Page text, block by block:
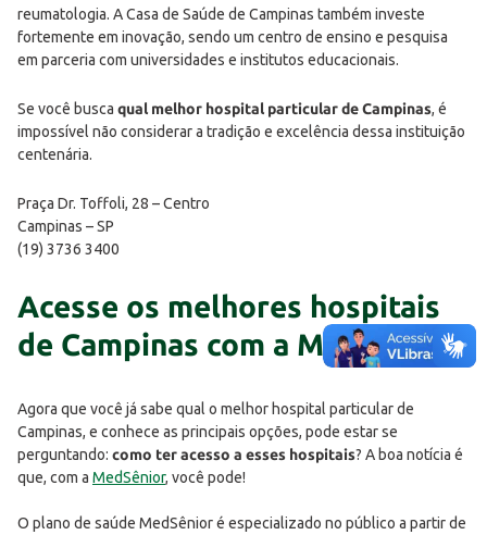
reumatologia. A Casa de Saúde de Campinas também investe
fortemente em inovação, sendo um centro de ensino e pesquisa
em parceria com universidades e institutos educacionais.
Se você busca qual melhor hospital particular de Campinas, é
impossível não considerar a tradição e excelência dessa instituição
centenária.
Praça Dr. Toffoli, 28 – Centro
Campinas – SP
(19) 3736 3400
Acesse os melhores hospitais
de Campinas com a MedSênior
Agora que você já sabe qual o melhor hospital particular de
Campinas, e conhece as principais opções, pode estar se
perguntando: como ter acesso a esses hospitais? A boa notícia é
que, com a MedSênior, você pode!
O plano de saúde MedSênior é especializado no público a partir de